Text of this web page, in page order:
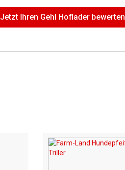
Jetzt Ihren Gehl Hoflader bewerten